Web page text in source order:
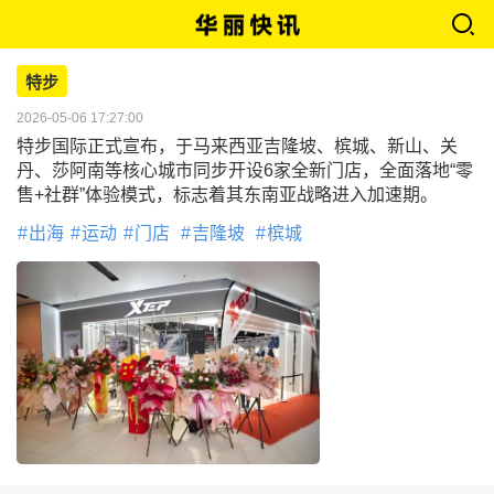
特步
2026-05-06 17:27:00
特步国际正式宣布，于马来西亚吉隆坡、槟城、新山、关
丹、莎阿南等核心城市同步开设6家全新门店，全面落地“零
售+社群”体验模式，标志着其东南亚战略进入加速期。
出海 运动 门店 吉隆坡 槟城